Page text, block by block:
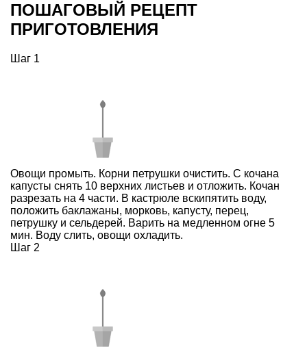
ПОШАГОВЫЙ РЕЦЕПТ
ПРИГОТОВЛЕНИЯ
Шаг 1
Овощи промыть. Корни петрушки очистить. С кочана
капусты снять 10 верхних листьев и отложить. Кочан
разрезать на 4 части. В кастрюле вскипятить воду,
положить баклажаны, морковь, капусту, перец,
петрушку и сельдерей. Варить на медленном огне 5
мин. Воду слить, овощи охладить.
Шаг 2